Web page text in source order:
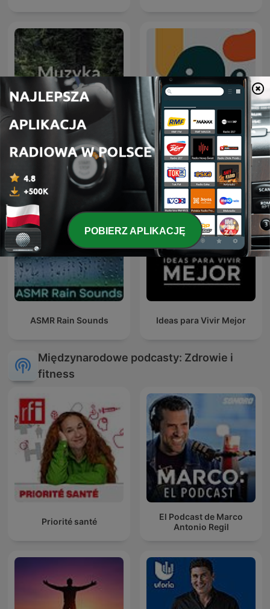
Muzyka natury Entiende Tu Mente
ASMR Rain Sounds Ideas para Vivir Mejor
Międzynarodowe podcasty: Zdrowie i
fitness
Priorité santé
El Podcast de Marco
Antonio Regil
POBIERZ APLIKACJĘ